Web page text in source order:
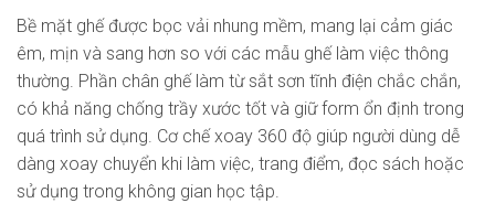
Bề mặt ghế được bọc vải nhung mềm, mang lại cảm giác
êm, mịn và sang hơn so với các mẫu ghế làm việc thông
thường. Phần chân ghế làm từ sắt sơn tĩnh điện chắc chắn,
có khả năng chống trầy xước tốt và giữ form ổn định trong
quá trình sử dụng. Cơ chế xoay 360 độ giúp người dùng dễ
dàng xoay chuyển khi làm việc, trang điểm, đọc sách hoặc
sử dụng trong không gian học tập.